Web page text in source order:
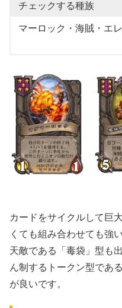
チェックする種族
マーロック・海賊・エレ
カードをサイクルして巨
くても組み合わせても強
天敵である「毒袋」型も
ん制するトークン型であ
が良いです。